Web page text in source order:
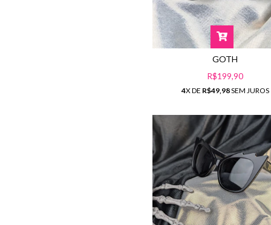
GOTH
R$199,90
4X DE R$49,98SEM JUROS